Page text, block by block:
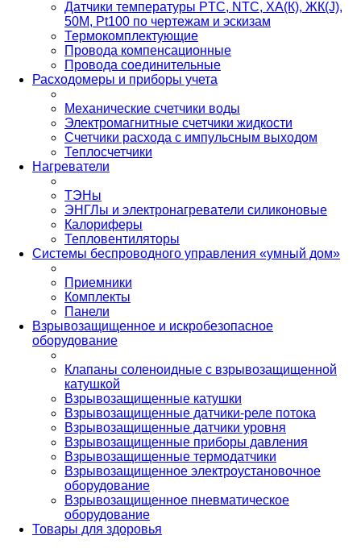
Датчики температуры PTС, NTC, ХА(К), ЖК(J),
50М, Pt100 по чертежам и эскизам
Термокомплектующие
Провода компенсационные
Провода соединительные
Расходомеры и приборы учета
Механические счетчики воды
Электромагнитные счетчики жидкости
Счетчики расхода с импульсным выходом
Теплосчетчики
Нагреватели
ТЭНы
ЭНГЛы и электронагреватели силиконовые
Калориферы
Тепловентиляторы
Системы беспроводного управления «умный дом»
Приемники
Комплекты
Панели
Взрывозащищенное и искробезопасное
оборудование
Клапаны соленоидные с взрывозащищенной
катушкой
Взрывозащищенные катушки
Взрывозащищенные датчики-реле потока
Взрывозащищенные датчики уровня
Взрывозащищенные приборы давления
Взрывозащищенные термодатчики
Взрывозащищенное электроустановочное
оборудование
Взрывозащищенное пневматическое
оборудование
Товары для здоровья